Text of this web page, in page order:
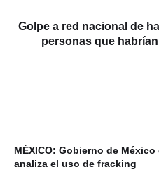
Golpe a red nacional de
personas que
MÉXICO: Gobierno de
analiza el uso de fracking